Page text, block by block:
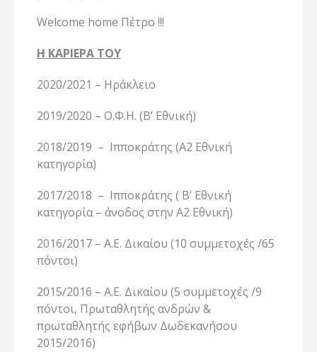
Welcome home Πέτρο !!!
Η ΚΑΡΙΕΡΑ ΤΟΥ
2020/2021 – Ηράκλειο
2019/2020 – Ο.Φ.Η. (Β’ Εθνική)
2018/2019 – Ιπποκράτης (Α2 Εθνική
κατηγορία)
2017/2018 – Ιπποκράτης ( Β’ Εθνική
κατηγορία – άνοδος στην Α2 Εθνική)
2016/2017 – Α.Ε. Δικαίου (10 συμμετοχές /65
πόντοι)
2015/2016 – Α.Ε. Δικαίου (5 συμμετοχές /9
πόντοι, Πρωταθλητής ανδρών &
πρωταθλητής εφήβων Δωδεκανήσου
2015/2016)